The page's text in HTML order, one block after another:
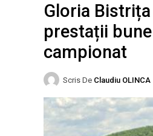
Gloria
prestații
campionat
Scris De Claudiu OLINCA